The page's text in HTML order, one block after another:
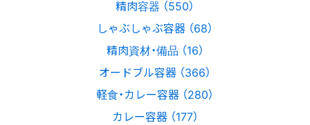
精肉容器 （550）
しゃぶしゃぶ容器 （68）
精肉資材・備品 （16）
オードブル容器 （366）
軽食・カレー容器 （280）
カレー容器 （177）